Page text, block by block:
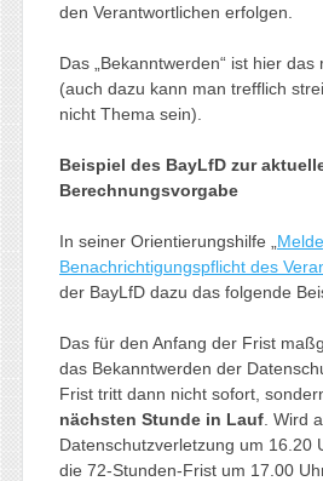
den Verantwortlichen erfolgen.
Das „Bekanntwerden“ ist hier
(auch dazu kann man trefflich
nicht Thema sein).
Beispiel des BayLfD zur
Berechnungsvorgabe
In seiner Orientierungshilfe „
Benachrichtigungspflicht des
der BayLfD dazu das folgende
Das für den Anfang der Frist
das Bekanntwerden der
Frist tritt dann nicht sofort,
nächsten Stunde in Lauf. Wird
Datenschutzverletzung um 16.20
die 72-Stunden-Frist um 17.00